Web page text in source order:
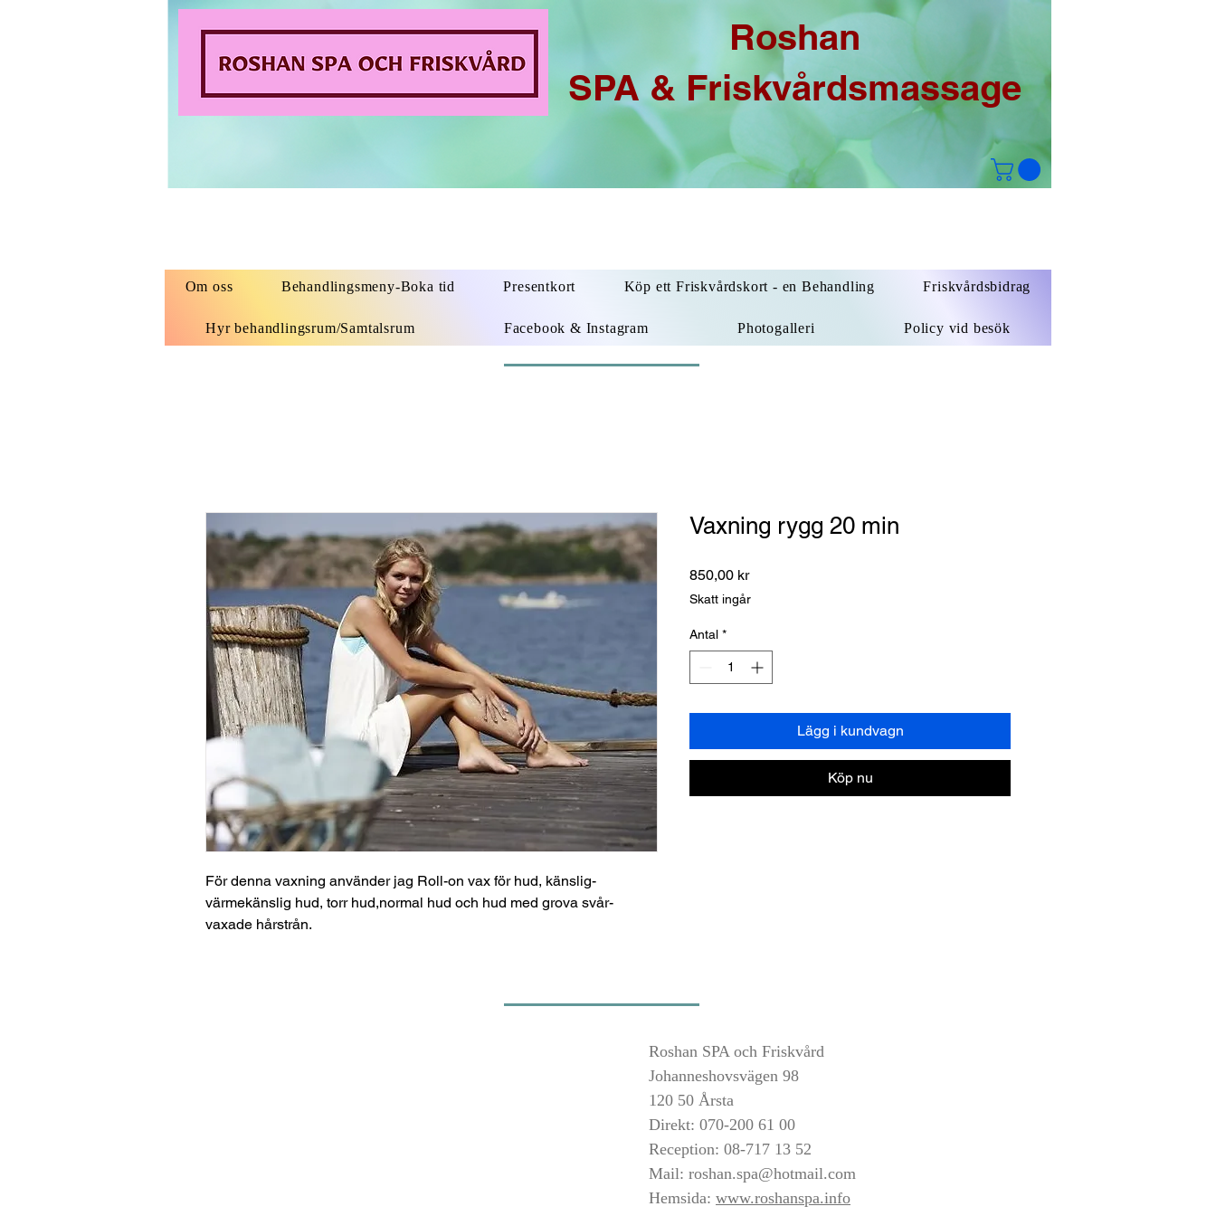
Roshan
SPA & Friskvårdsmassage
Om oss Behandlingsmeny-Boka tid Presentkort Köp ett Friskvårdskort - en Behandling Friskvårdsbidrag
Hyr behandlingsrum/Samtalsrum Facebook & Instagram Photogalleri Policy vid besök
För denna vaxning använder jag Roll-on vax för hud, känslig-
värmekänslig hud, torr hud,normal hud och hud med grova svår-
vaxade hårstrån.
Vaxning rygg 20 min
850,00 krPris
Skatt ingår
Antal *
Lägg i kundvagn
Köp nu
Roshan SPA och Friskvård
Johanneshovsvägen 98
120 50 Årsta
Direkt: 070-200 61 00
Reception: 08-717 13 52
Mail: roshan.spa@hotmail.com
Hemsida: www.roshanspa.info